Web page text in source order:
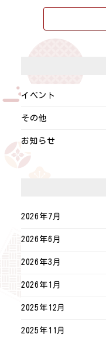
イベント
その他
お知らせ
2026年7月
2026年6月
2026年3月
2026年1月
2025年12月
2025年11月